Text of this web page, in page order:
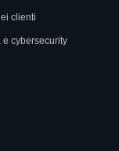
clienti
e cybersecurity